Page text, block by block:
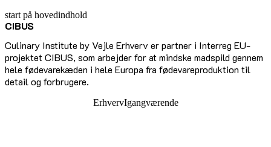
start på hovedindhold
CIBUS
Culinary Institute by Vejle Erhverv er partner i Interreg EU-
projektet CIBUS, som arbejder for at mindske madspild gennem
hele fødevarekæden i hele Europa fra fødevareproduktion til
detail og forbrugere.
senest opdateret 12. januar 2026
ErhvervIgangværende